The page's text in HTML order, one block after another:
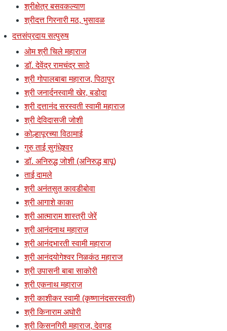
श्रीक्षेत्र बसवकल्याण
श्रीदत्त गिरनारी मठ, भुसावळ
दत्तसंप्रदाय सत्पुरुष
ओम श्री चिले महाराज
डॉ. देवेंद्र रामचंद्र साठे
श्री गोपालबाबा महाराज, पिठापुर
श्री जनार्दनस्वामी खेर, बडोदा
श्री दत्तानंद सरस्वती स्वामी महाराज
श्री देविदासजी जोशी
कोल्हापूरच्या विठामाई
गुरु ताई सुगंधेश्र्वर
डॉ. अनिरुद्ध जोशी (अनिरुद्ध बापू)
ताई दामले
श्री अनंतसुत कावडीबोवा
श्री आगाशे काका
श्री आत्माराम शास्त्री जेरें
श्री आनंदनाथ महाराज
श्री आनंदभारती स्वामी महाराज
श्री आनंदयोगेश्वर निळकंठ महाराज
श्री उपासनी बाबा साकोरी
श्री एकनाथ महाराज
श्री काशीकर स्वामी (कृष्णानंदसरस्वती)
श्री किनाराम अघोरी
श्री किसनगिरी महाराज, देवगड